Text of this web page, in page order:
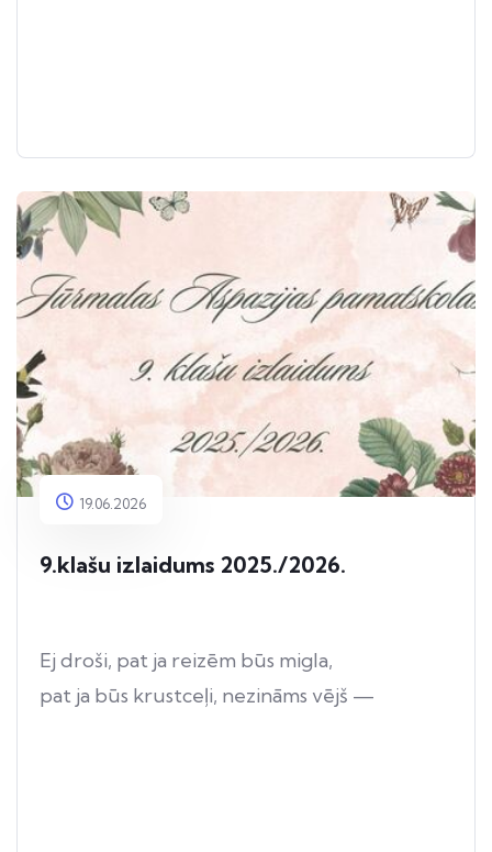
19.06.2026
9.klašu izlaidums 2025./2026.
Ej droši, pat ja reizēm būs migla,
pat ja būs krustceļi, nezināms vējš —